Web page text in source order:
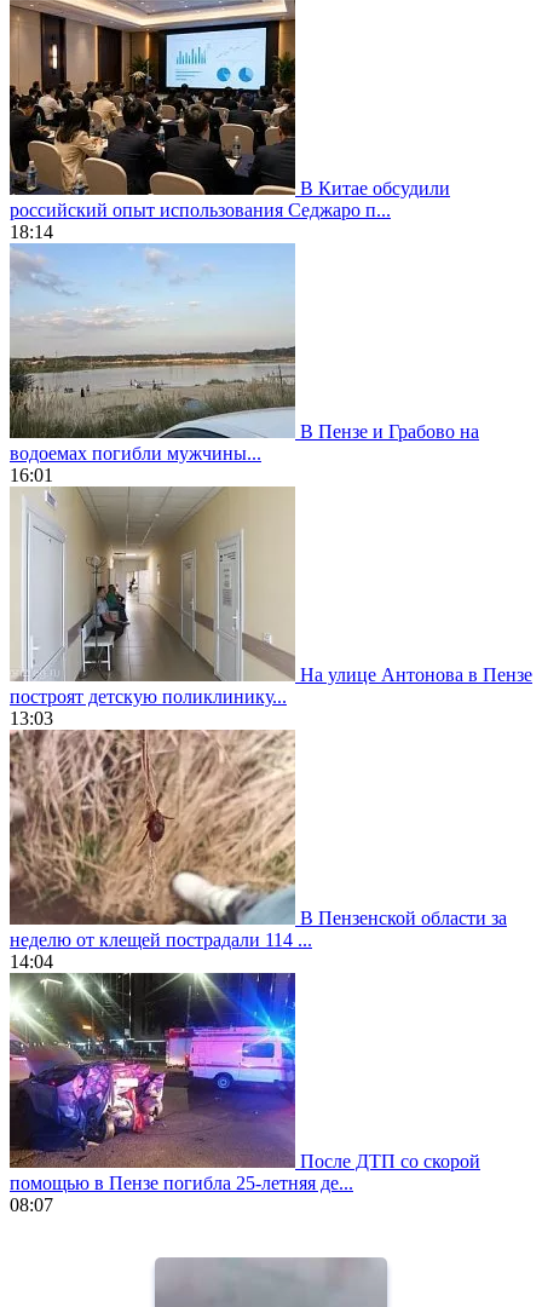
В Китае обсудили
российский опыт использования Седжаро п...
18:14
В Пензе и Грабово на
водоемах погибли мужчины...
16:01
На улице Антонова в Пензе
построят детскую поликлинику...
13:03
В Пензенской области за
неделю от клещей пострадали 114 ...
14:04
После ДТП со скорой
помощью в Пензе погибла 25-летняя де...
08:07